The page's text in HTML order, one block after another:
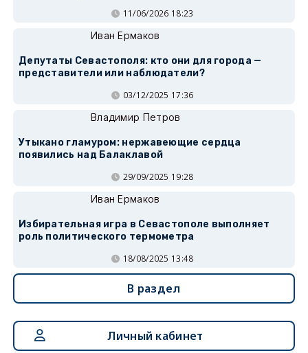
11/06/2026 18:23
Иван Ермаков
Депутаты Севастополя: кто они для города —
представители или наблюдатели?
03/12/2025 17:36
Владимир Петров
Утыкано гламуром: нержавеющие сердца
появились над Балаклавой
29/09/2025 19:28
Иван Ермаков
Избирательная игра в Севастополе выполняет
роль политического термометра
18/08/2025 13:48
В раздел
Личный кабинет